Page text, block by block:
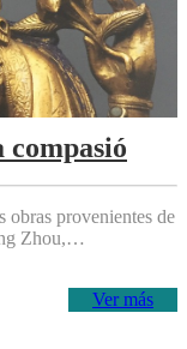
compasió
obras provenientes de
Zhou,…
Ver más